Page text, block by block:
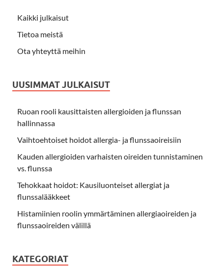
Kaikki julkaisut
Tietoa meistä
Ota yhteyttä meihin
UUSIMMAT JULKAISUT
Ruoan rooli kausittaisten allergioiden ja flunssan
hallinnassa
Vaihtoehtoiset hoidot allergia- ja flunssaoireisiin
Kauden allergioiden varhaisten oireiden tunnistaminen
vs. flunssa
Tehokkaat hoidot: Kausiluonteiset allergiat ja
flunssalääkkeet
Histamiinien roolin ymmärtäminen allergiaoireiden ja
flunssaoireiden välillä
KATEGORIAT